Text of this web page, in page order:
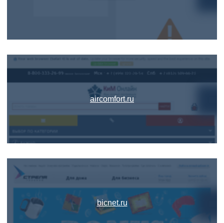
aircomfort.ru
bicnet.ru